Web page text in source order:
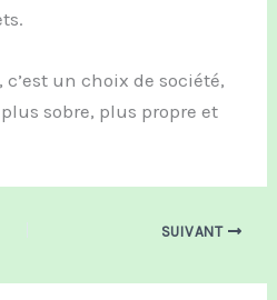
un choix de société,
sobre, plus propre et
SUIVANT